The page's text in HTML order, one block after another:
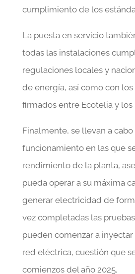
cumplimiento de los
La puesta en servicio
todas las instalaciones
regulaciones locales y
de energía, así como con
firmados entre Ecotelia y los
Finalmente, se llevan a
funcionamiento en las que
rendimiento de la planta,
pueda operar a su máxima
generar electricidad de
vez completadas las
pueden comenzar a
red eléctrica, cuestión que
comienzos del año 2025.